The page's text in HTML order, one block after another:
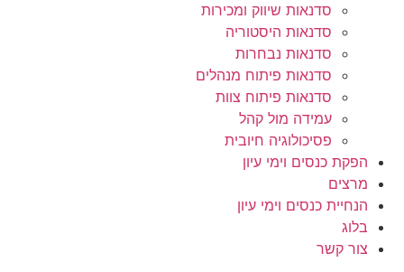
סדנאות שיווק ומכירות
סדנאות היסטוריה
סדנאות נבחרות
סדנאות פיתוח מנהלים
סדנאות פיתוח צוות
עמידה מול קהל
פסיכולוגיה חיובית
הפקת כנסים וימי עיון
מרצים
הנחיית כנסים וימי עיון
בלוג
צור קשר